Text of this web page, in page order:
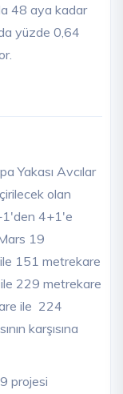
48 aya kadar
yüzde 0,64
Yakası Avcılar
olan
4+1'e
19
151 metrekare
229 metrekare
ile 224
karşısına
projesi